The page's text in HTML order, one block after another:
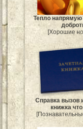
Тепло напрямую
[Хорошие
Справка вызов
книжка